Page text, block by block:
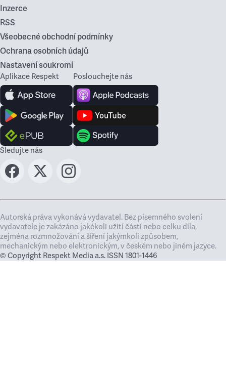
Inzerce
RSS
Všeobecné obchodní podmínky
Ochrana osobních údajů
Nastavení soukromí
Aplikace Respekt Poslouchejte nás
Sledujte nás
Autorská práva vykonává vydavatel. Bez písemného svolení
vydavatele je zakázáno jakékoli užití částí nebo celku díla,
zejména rozmnožování a šíření jakýmkoli způsobem,
mechanickým nebo elektronickým, v českém nebo jiném jazyce.
© Copyright Respekt Media a.s. ISSN 1801-1446